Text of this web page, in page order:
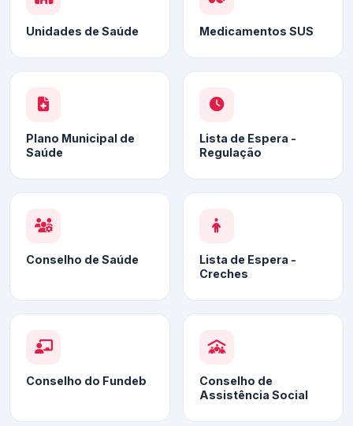
Unidades de Saúde Medicamentos SUS
Plano Municipal de
Saúde
Lista de Espera -
Regulação
Conselho de Saúde
Lista de Espera -
Creches
Conselho do Fundeb
Conselho de
Assistência Social